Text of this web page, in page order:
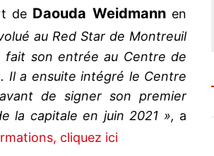
de Daouda Weidmannen
au Red Star de Montreuil
fait son entrée au Centre de
Il a ensuite intégré le Centre
de signer son premier
la capitale en juin 2021 », a
cliquez ici